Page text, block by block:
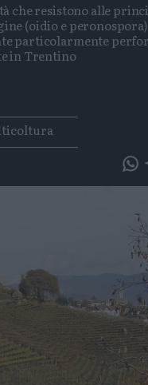
che resistono alle
(oidio e
particolarmente
in Trentino